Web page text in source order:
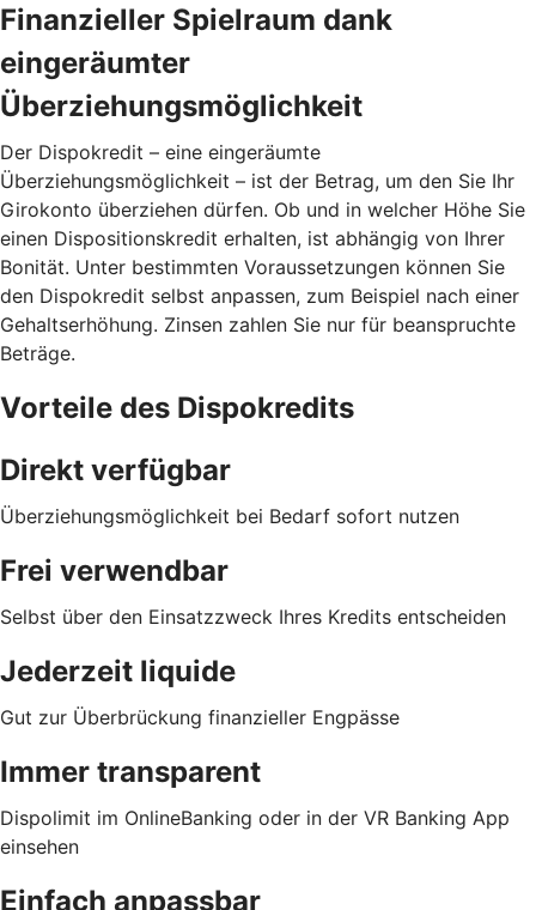
Finanzieller Spielraum dank
eingeräumter
Überziehungsmöglichkeit
Der Dispokredit – eine eingeräumte
Überziehungsmöglichkeit – ist der Betrag, um den Sie Ihr
Girokonto überziehen dürfen. Ob und in welcher Höhe Sie
einen Dispositionskredit erhalten, ist abhängig von Ihrer
Bonität. Unter bestimmten Voraussetzungen können Sie
den Dispokredit selbst anpassen, zum Beispiel nach einer
Gehaltserhöhung. Zinsen zahlen Sie nur für beanspruchte
Beträge.
Vorteile des Dispokredits
Direkt verfügbar
Überziehungsmöglichkeit bei Bedarf sofort nutzen
Frei verwendbar
Selbst über den Einsatzzweck Ihres Kredits entscheiden
Jederzeit liquide
Gut zur Überbrückung finanzieller Engpässe
Immer transparent
Dispolimit im OnlineBanking oder in der VR Banking App
einsehen
Einfach anpassbar